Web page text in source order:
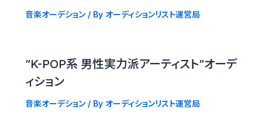
音楽オーデション/ By オーディションリスト運営局
”K-POP系 男性実力派アーティスト”オーデ
ィション
音楽オーデション/ By オーディションリスト運営局